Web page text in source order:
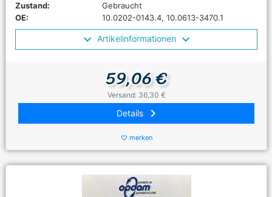
Zustand:
Gebraucht
OE:
10.0202-0143.4, 10.0613-3470.1
Artikelinformationen
59,06 €
Versand: 36,30 €
Details keyboard_arrow_right
favorite_border merken